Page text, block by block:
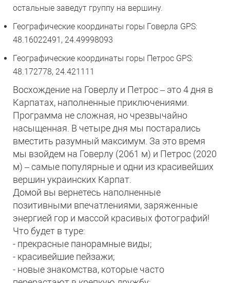
остальные заведут группу на вершину.
Географические координаты горы Говерла GPS:
48.16022491, 24.49998093
Географические координаты горы Петрос GPS:
48.172778, 24.421111
Восхождение на Говерлу и Петрос – это 4 дня в
Карпатах, наполненные приключениями.
Программа не сложная, но чрезвычайно
насыщенная. В четыре дня мы постарались
вместить разумный максимум. За это время
мы взойдем на Говерлу (2061 м) и Петрос (2020
м) – самые популярные и одни из красивейших
вершин украинских Карпат.
Домой вы вернетесь наполненные
позитивными впечатлениями, заряженные
энергией гор и массой красивых фотографий!
Что будет в туре:
- прекрасные панорамные виды;
- красивейшие пейзажи;
- новые знакомства, которые часто